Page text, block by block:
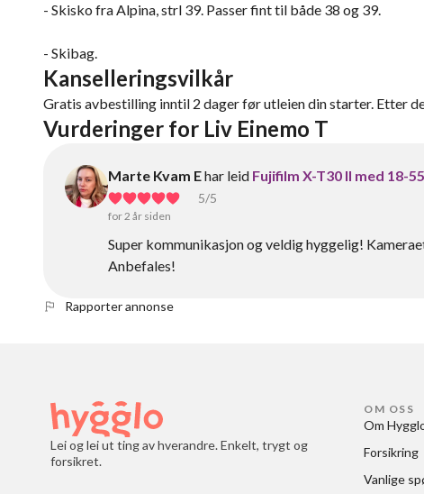
- Skisko fra Alpina, strl 39. Passer fint til både 38 og 39.
- Skibag.
Kanselleringsvilkår
Gratis avbestilling inntil 2 dager før utleien din starter. Etter
Vurderinger for Liv Einemo T
Marte Kvam Ehar leid Fujifilm X-T30 II med 18-
5/5
for 2 år siden
Super kommunikasjon og veldig hyggelig!
Anbefales!
Rapporter annonse
Lei og lei ut ting av hverandre. Enkelt, trygt og
forsikret.
OM OSS
Om
Forsikring
Vanlige